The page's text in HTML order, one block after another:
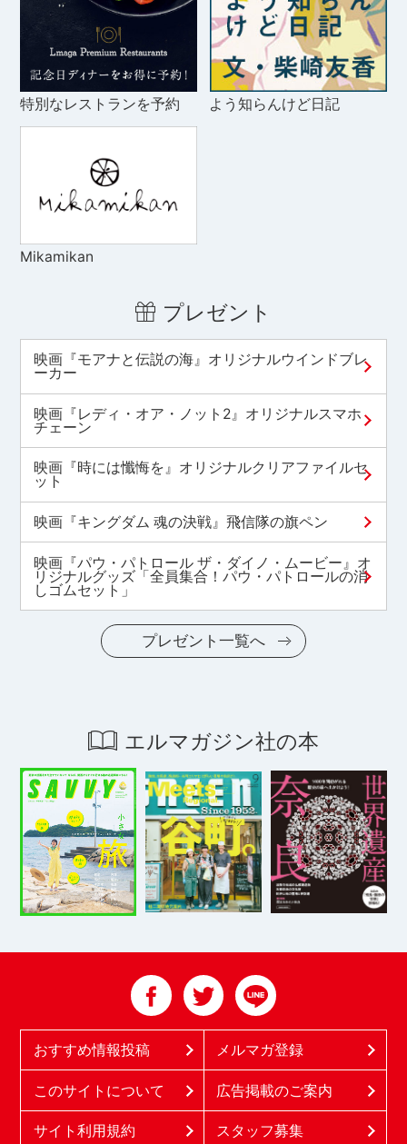
特別なレストランを予約 よう知らんけど日記
Mikamikan
プレゼント
映画『モアナと伝説の海』オリジナルウインドブレ
ーカー
映画『レディ・オア・ノット2』オリジナルスマホ
チェーン
映画『時には懺悔を』オリジナルクリアファイルセ
ット
映画『キングダム 魂の決戦』飛信隊の旗ペン
映画『パウ・パトロール ザ・ダイノ・ムービー』オ
リジナルグッズ「全員集合！パウ・パトロールの消
しゴムセット」
プレゼント一覧へ
エルマガジン社の本
おすすめ情報投稿 メルマガ登録
このサイトについて 広告掲載のご案内
サイト利用規約 スタッフ募集